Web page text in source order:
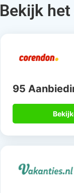
Bekijk
95